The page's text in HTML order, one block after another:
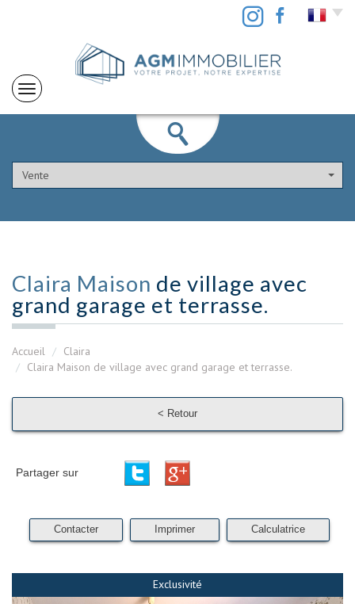
Vente
Claira Maison de village avec
grand garage et terrasse.
Accueil
Claira
Claira Maison de village avec grand garage et terrasse.
< Retour
Partager sur
Contacter Imprimer Calculatrice
Exclusivité